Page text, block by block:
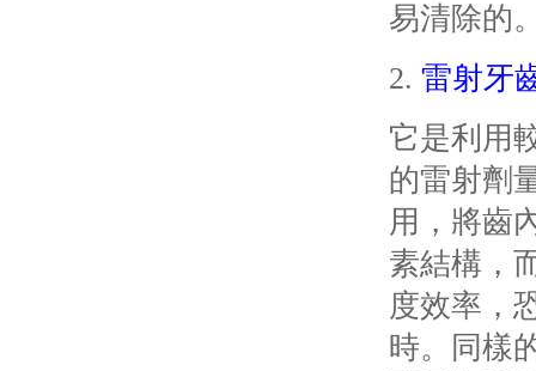
易清除的
2. 雷射牙
它是利用
的雷射劑
用，將齒
素結構，
度效率，
時。
同樣